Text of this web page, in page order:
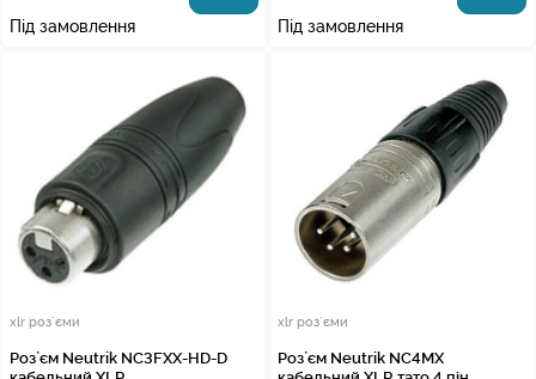
Під замовлення Під замовлення
xlr роз`єми
Роз`єм Neutrik NC3FXX-HD-D
xlr роз`єми
Роз`єм Neutrik NC4MX